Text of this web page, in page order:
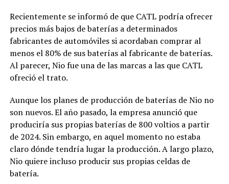
Recientemente se informó de que CATL podría ofrecer
precios más bajos de baterías a determinados
fabricantes de automóviles si acordaban comprar al
menos el 80% de sus baterías al fabricante de baterías.
Al parecer, Nio fue una de las marcas a las que CATL
ofreció el trato.
Aunque los planes de producción de baterías de Nio no
son nuevos. El año pasado, la empresa anunció que
produciría sus propias baterías de 800 voltios a partir
de 2024. Sin embargo, en aquel momento no estaba
claro dónde tendría lugar la producción. A largo plazo,
Nio quiere incluso producir sus propias celdas de
batería.